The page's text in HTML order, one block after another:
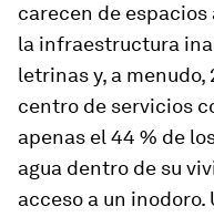
carecen de
la infraestructura
letrinas y, a
centro de servicios
apenas el 44 % de
agua dentro de su
acceso a un